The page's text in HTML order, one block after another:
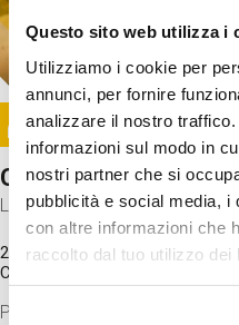
Questo sito web utilizza i
Utilizziamo i cookie per
annunci, per fornire
analizzare il nostro
informazioni sul modo in
nostri partner che si
pubblicità e social media, i
con altre informazioni che
raccolto dal tuo utilizzo dei
Selezione
Image
SUNDAY@STEP
Come funziona il
Laboratorio
20 Set 2026 / 11:15 - 13:00
Costo
Proveremo a costruire un